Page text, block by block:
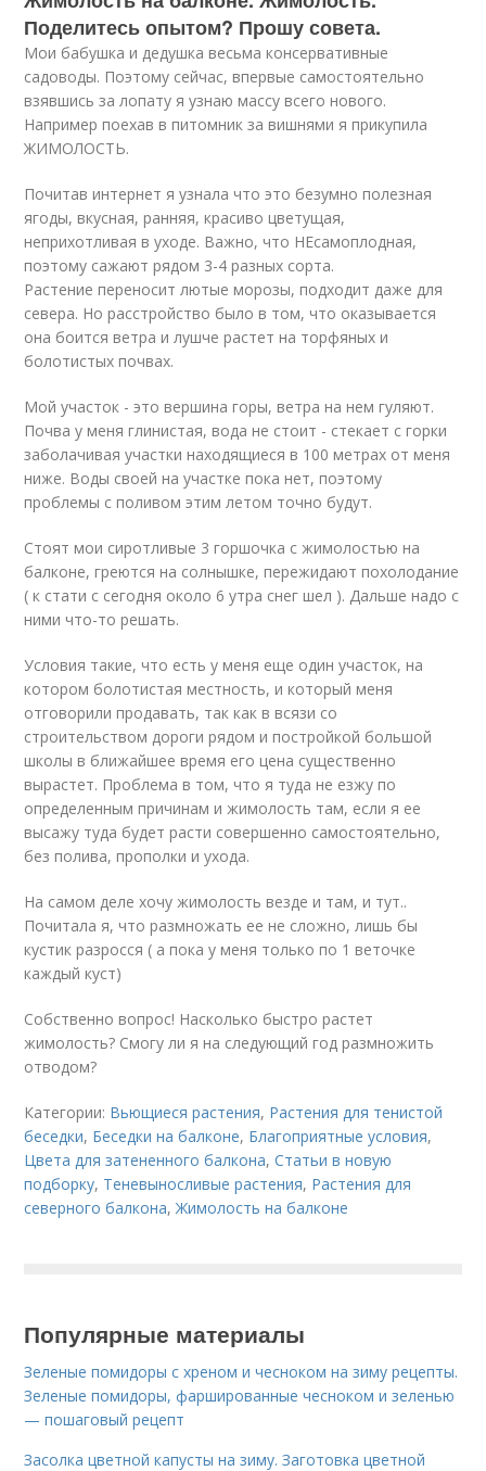
Поделитесь опытом? Прошу совета.
Мои бабушка и дедушка весьма консервативные
садоводы. Поэтому сейчас, впервые самостоятельно
взявшись за лопату я узнаю массу всего нового.
Например поехав в питомник за вишнями я прикупила
ЖИМОЛОСТЬ.
Почитав интернет я узнала что это безумно полезная
ягоды, вкусная, ранняя, красиво цветущая,
неприхотливая в уходе. Важно, что НЕсамоплодная,
поэтому сажают рядом 3-4 разных сорта.
Растение переносит лютые морозы, подходит даже для
севера. Но расстройство было в том, что оказывается
она боится ветра и лушче растет на торфяных и
болотистых почвах.
Мой участок - это вершина горы, ветра на нем гуляют.
Почва у меня глинистая, вода не стоит - стекает с горки
заболачивая участки находящиеся в 100 метрах от меня
ниже. Воды своей на участке пока нет, поэтому
проблемы с поливом этим летом точно будут.
Стоят мои сиротливые 3 горшочка с жимолостью на
балконе, греются на солнышке, пережидают похолодание
( к стати с сегодня около 6 утра снег шел ). Дальше надо с
ними что-то решать.
Условия такие, что есть у меня еще один участок, на
котором болотистая местность, и который меня
отговорили продавать, так как в всязи со
строительством дороги рядом и постройкой большой
школы в ближайшее время его цена существенно
вырастет. Проблема в том, что я туда не езжу по
определенным причинам и жимолость там, если я ее
высажу туда будет расти совершенно самостоятельно,
без полива, прополки и ухода.
На самом деле хочу жимолость везде и там, и тут..
Почитала я, что размножать ее не сложно, лишь бы
кустик разросся ( а пока у меня только по 1 веточке
каждый куст)
Собственно вопрос! Насколько быстро растет
жимолость? Смогу ли я на следующий год размножить
отводом?
Категории: Вьющиеся растения, Растения для тенистой
беседки, Беседки на балконе, Благоприятные условия,
Цвета для затененного балкона,Статьи в новую
подборку, Теневыносливые растения, Растения для
северного балкона,Жимолость на балконе
Популярные материалы
Зеленые помидоры с хреном и чесноком на зиму рецепты.
Зеленые помидоры, фаршированные чесноком и зеленью
— пошаговый рецепт
Засолка цветной капусты на зиму. Заготовка цветной